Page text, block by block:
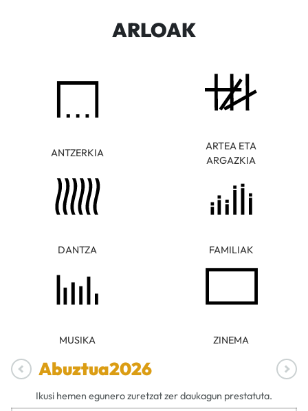
ARLOAK
ANTZERKIA
ARTEA ETA
ARGAZKIA
DANTZA FAMILIAK
MUSIKA ZINEMA
Abuztua2026
Ikusi hemen egunero zuretzat zer daukagun prestatuta.